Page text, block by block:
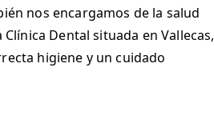
nos encargamos de la salud
Dental situada en Vallecas,
higiene y un cuidado